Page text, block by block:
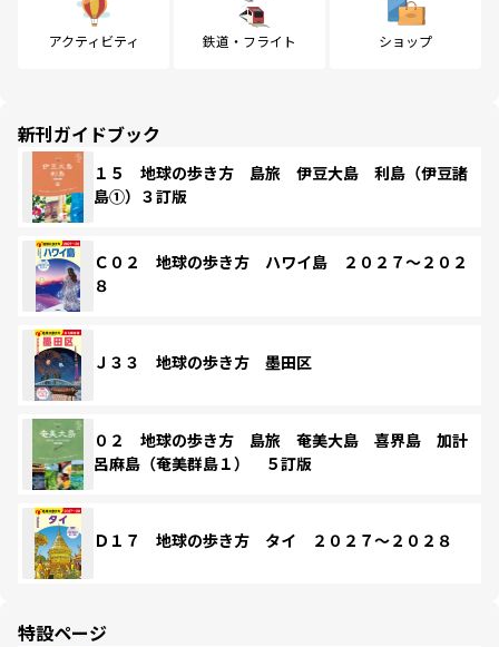
アクティビティ 鉄道・フライト ショップ
新刊ガイドブック
１５ 地球の歩き方 島旅 伊豆大島 利島（伊豆諸
島①）３訂版
Ｃ０２ 地球の歩き方 ハワイ島 ２０２７～２０２
８
Ｊ３３ 地球の歩き方 墨田区
０２ 地球の歩き方 島旅 奄美大島 喜界島 加計
呂麻島（奄美群島１） ５訂版
Ｄ１７ 地球の歩き方 タイ ２０２７～２０２８
特設ページ